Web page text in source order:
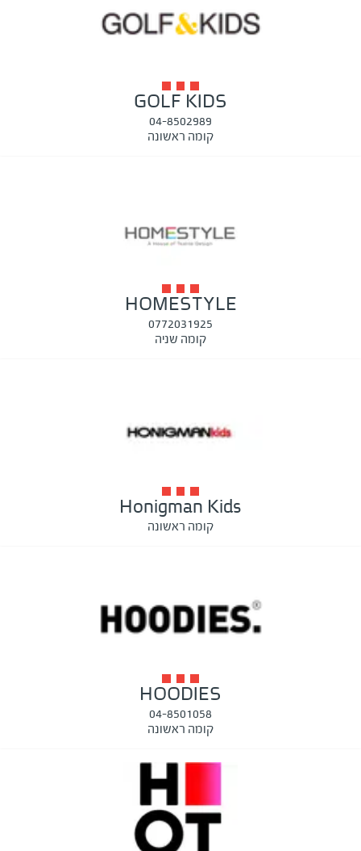
GOLF KIDS
04-8502989
קומה ראשונה
HOMESTYLE
0772031925
קומה שניה
Honigman Kids
קומה ראשונה
HOODIES
04-8501058
קומה ראשונה